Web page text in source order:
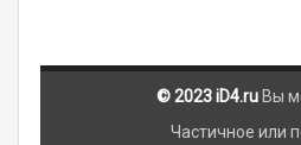
© 2023 iD4.ru Вы
Частичное или